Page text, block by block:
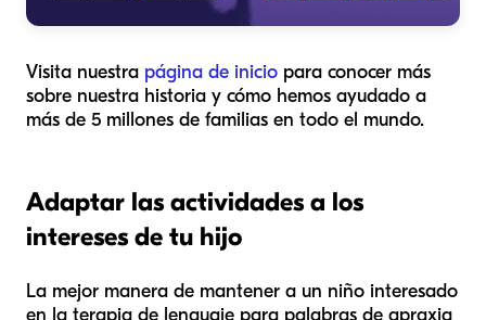
Visita nuestra página de inicio para conocer más
sobre nuestra historia y cómo hemos ayudado a
más de 5 millones de familias en todo el mundo.
Adaptar las actividades a los
intereses de tu hijo
La mejor manera de mantener a un niño interesado
en la terapia de lenguaje para palabras de apraxia